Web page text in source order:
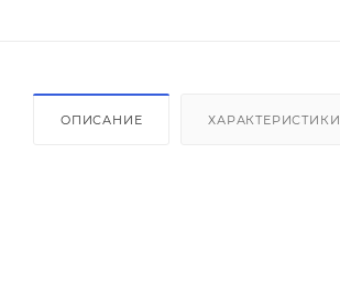
ОПИСАНИЕ ХАРАКТЕРИСТИКИ